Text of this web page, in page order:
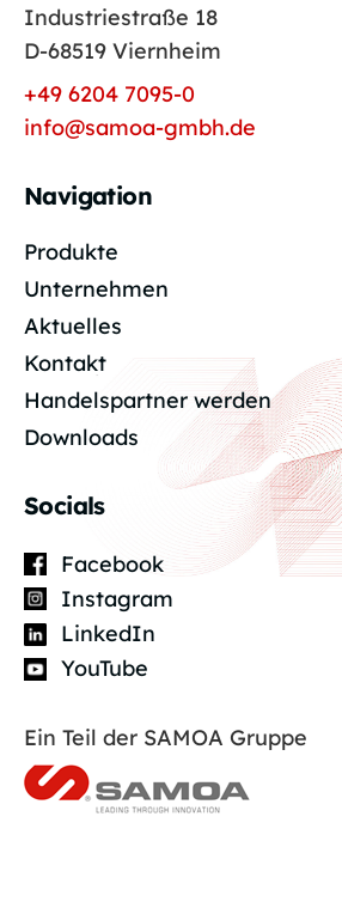
Industriestraße 18
D-68519 Viernheim
+49 6204 7095-0
info@samoa-gmbh.de
Navigation
Produkte
Unternehmen
Aktuelles
Kontakt
Handelspartner werden
Downloads
Socials
Facebook
Instagram
LinkedIn
YouTube
Ein Teil der SAMOA Gruppe